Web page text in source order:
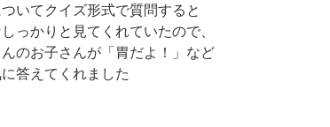
いてクイズ形式で質問すると
っかりと見てくれていたので、
のお子さんが「胃だよ！」など
答えてくれました